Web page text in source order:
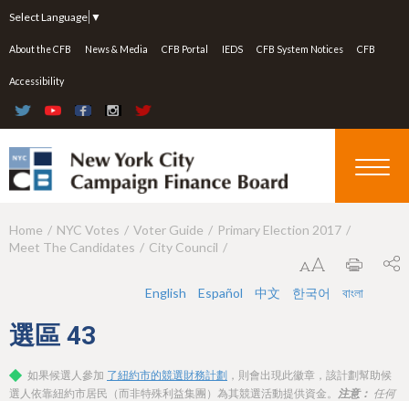
Select Language ▼
About the CFB News & Media CFB Portal IEDS CFB System Notices CFB
Accessibility
Y
a
e
Home NYC Votes Voter Guide
Primary Election 2017
Meet The Candidates
City Council
English Español 中文 한국어 বাংলা
選區 43
如果候選人參加 了紐約市的競選財務計劃 ，則會出現此徽章，該計劃幫助候
選人依靠紐約市居民（而非特殊利益集團）為其競選活動提供資金。 注意： 任何